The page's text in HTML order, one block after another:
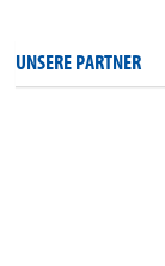
UNSERE PARTNER